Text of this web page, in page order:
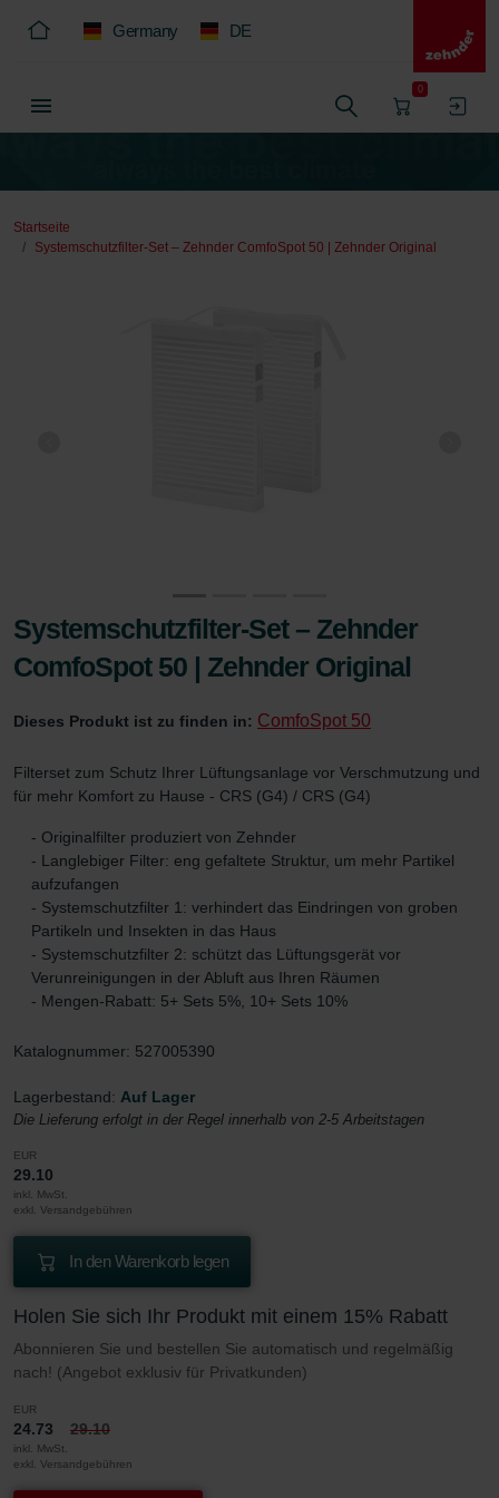
Germany DE
0
Startseite
Systemschutzfilter-Set – Zehnder ComfoSpot 50 | Zehnder Original
Systemschutzfilter-Set – Zehnder
ComfoSpot 50 | Zehnder Original
Dieses Produkt ist zu finden in: ComfoSpot 50
Filterset zum Schutz Ihrer Lüftungsanlage vor Verschmutzung und
für mehr Komfort zu Hause - CRS (G4) / CRS (G4)
- Originalfilter produziert von Zehnder
- Langlebiger Filter: eng gefaltete Struktur, um mehr Partikel
aufzufangen
- Systemschutzfilter 1: verhindert das Eindringen von groben
Partikeln und Insekten in das Haus
- Systemschutzfilter 2: schützt das Lüftungsgerät vor
Verunreinigungen in der Abluft aus Ihren Räumen
- Mengen-Rabatt: 5+ Sets 5%, 10+ Sets 10%
Katalognummer: 527005390
Lagerbestand: Auf Lager
Die Lieferung erfolgt in der Regel innerhalb von 2-5 Arbeitstagen
EUR
29.10
inkl. MwSt.
exkl. Versandgebühren
In den Warenkorb legen
Holen Sie sich Ihr Produkt mit einem 15% Rabatt
Abonnieren Sie und bestellen Sie automatisch und regelmäßig
nach! (Angebot exklusiv für Privatkunden)
EUR
24.73 29.10
inkl. MwSt.
exkl. Versandgebühren